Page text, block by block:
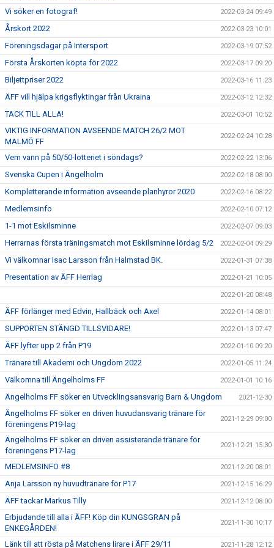
Vi söker en fotograf! 2022-03-24 09:49
Årskort 2022 2022-03-23 10:01
Föreningsdagar på Intersport 2022-03-19 07:52
Första Årskorten köpta för 2022 2022-03-17 09:20
Biljettpriser 2022 2022-03-16 11:23
ÄFF vill hjälpa krigsflyktingar från Ukraina 2022-03-12 12:32
TACK TILL ALLA! 2022-03-01 10:52
VIKTIG INFORMATION AVSEENDE MATCH 26/2 MOT
MALMÖ FF
2022-02-24 10:28
Vem vann på 50/50-lotteriet i söndags? 2022-02-22 13:06
Svenska Cupen i Ängelholm 2022-02-18 08:00
Kompletterande information avseende planhyror 2020 2022-02-16 08:22
Medlemsinfo 2022-02-10 07:12
1-1 mot Eskilsminne 2022-02-07 09:03
Herrarnas första träningsmatch mot Eskilsminne lördag 5/2 2022-02-04 09:29
Vi välkomnar Isac Larsson från Halmstad BK. 2022-01-31 07:38
Presentation av ÄFF Herrlag 2022-01-21 10:05
2022-01-20 08:48
ÄFF förlänger med Edvin, Hallbäck och Axel 2022-01-14 08:01
SUPPORTEN STÄNGD TILLSVIDARE! 2022-01-13 07:47
ÄFF lyfter upp 2 från P19 2022-01-10 09:20
Tränare till Akademi och Ungdom 2022 2022-01-05 11:24
Välkomna till Ängelholms FF 2022-01-01 10:16
Ängelholms FF söker en Utvecklingsansvarig Barn & Ungdom 2021-12-30
Ängelholms FF söker en driven huvudansvarig tränare för
föreningens P19-lag
2021-12-29 09:00
Ängelholms FF söker en driven assisterande tränare för
föreningens P17-lag
2021-12-21 15:30
MEDLEMSINFO #8 2021-12-20 08:01
Anja Larsson ny huvudtränare för P17 2021-12-15 16:29
ÄFF tackar Markus Tilly 2021-12-12 08:00
Erbjudande till alla i ÄFF! Köp din KUNGSGRAN på
ENKEGÅRDEN!
2021-11-30 10:17
Länk till att rösta på Matchens lirare i ÄFF 29/11 2021-11-28 12:12